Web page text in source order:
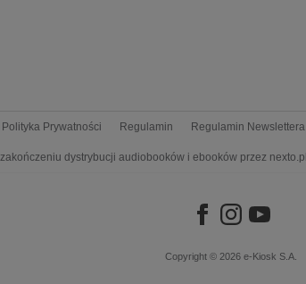
Polityka Prywatności Regulamin Regulamin Newslettera
zakończeniu dystrybucji audiobooków i ebooków przez nexto.pl
Copyright © 2026 e-Kiosk S.A.